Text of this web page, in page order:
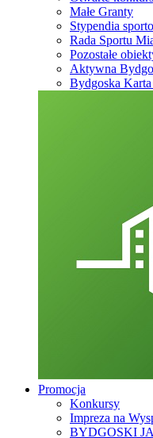
Małe Granty
Stypendia
Rada Sportu
Pozostałe
Aktywna
Bydgoska
Promocja
Konkursy
Impreza na
BYDGOSKI